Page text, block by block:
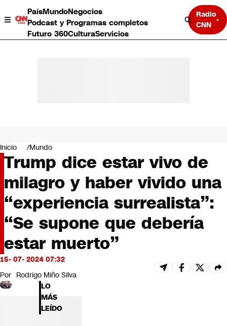
PaísMundoNegocios
Podcast y Programas completos
Futuro 360CulturaServicios
Radio
CNN
Negocios
Deportes
Programas completos
Cultura
Servicios
Bits
CNN Data
CNN tiempo
Futuro 360
Opinión
Inicio Mundo
Trump dice estar vivo de
milagro y haber vivido una
“experiencia surrealista”:
“Se supone que debería
estar muerto”
15- 07- 2024 07:32
Por Rodrigo Miño Silva
LO
MÁS
LEÍDO